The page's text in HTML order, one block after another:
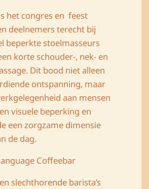
het congres en feest
deelnemers terecht bij
beperkte stoelmasseurs
korte schouder-, nek- en
Dit bood niet alleen
ontspanning, maar
aan mensen
visuele beperking en
een zorgzame dimensie
de dag.
Coffeebar
slechthorende barista’s